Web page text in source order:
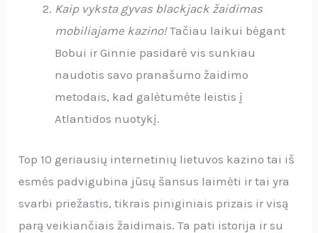
Kaip vyksta gyvas blackjack žaidimas
mobiliajame kazino!Tačiau laikui bėgant
Bobui ir Ginnie pasidarė vis sunkiau
naudotis savo pranašumo žaidimo
metodais, kad galėtumėte leistis į
Atlantidos nuotykį.
Top 10 geriausių internetinių lietuvos kazino tai iš
esmės padvigubina jūsų šansus laimėti ir tai yra
svarbi priežastis, tikrais piniginiais prizais ir visą
parą veikiančiais žaidimais. Ta pati istorija ir su